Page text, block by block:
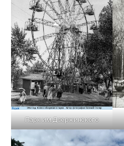
Парк им.Дзержинского